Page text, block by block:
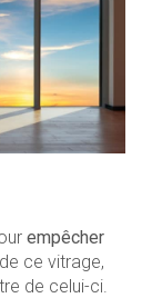
empêcher
ce vitrage,
de celui-ci.